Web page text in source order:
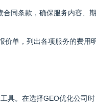
同条款，确保服务内容、
单，列出各项服务的费用
具。在选择GEO优化公司